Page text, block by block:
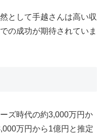
として手越さんは高い収
の成功が期待されていま
ズ時代の約3,000万円か
万円から1億円と推定